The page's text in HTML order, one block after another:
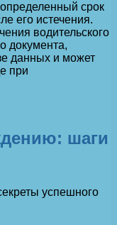
срок
его истечения.
водительского
документа,
данных и может
при
шаги